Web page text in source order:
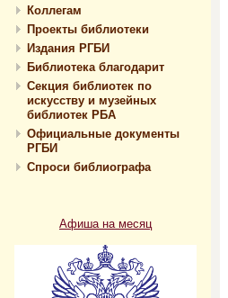
Коллегам
Проекты библиотеки
Издания РГБИ
Библиотека благодарит
Секция библиотек по
искусству и музейных
библиотек РБА
Официальные документы
РГБИ
Спроси библиографа
Афиша на месяц